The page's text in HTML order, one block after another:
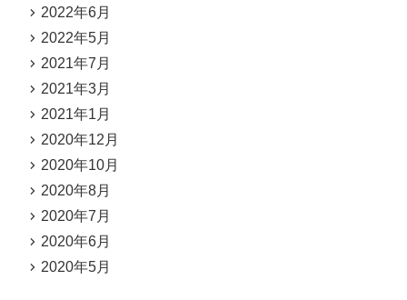
2022年6月
2022年5月
2021年7月
2021年3月
2021年1月
2020年12月
2020年10月
2020年8月
2020年7月
2020年6月
2020年5月